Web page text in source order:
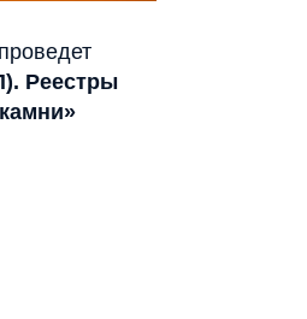
Реестры